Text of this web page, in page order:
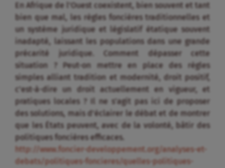
En Afrique de l’Ouest coexistent, bien souvent et tant
bien que mal, les règles foncières traditionnelles et
un système juridique et législatif étatique souvent
inadapté, laissant les populations dans une grande
précarité juridique. Comment dépasser cette
situation ? Peut-on mettre en place des règles
simples alliant tradition et modernité, droit positif,
c’est-à-dire un droit actuellement en vigueur, et
pratiques locales ? Il ne s’agit pas ici de proposer
des solutions, mais d’éclairer le débat et de montrer
que les États peuvent, avec de la volonté, bâtir des
politiques foncières efficaces.
http://www.foncier-developpement.org/analyses-et-
debats/politiques-foncieres/quelles-politiques-